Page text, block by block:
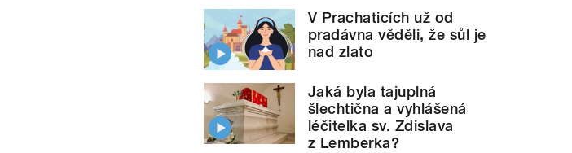
V Prachaticích už od
pradávna věděli, že sůl je
nad zlato
Jaká byla tajuplná
šlechtična a vyhlášená
léčitelka sv. Zdislava
z Lemberka?